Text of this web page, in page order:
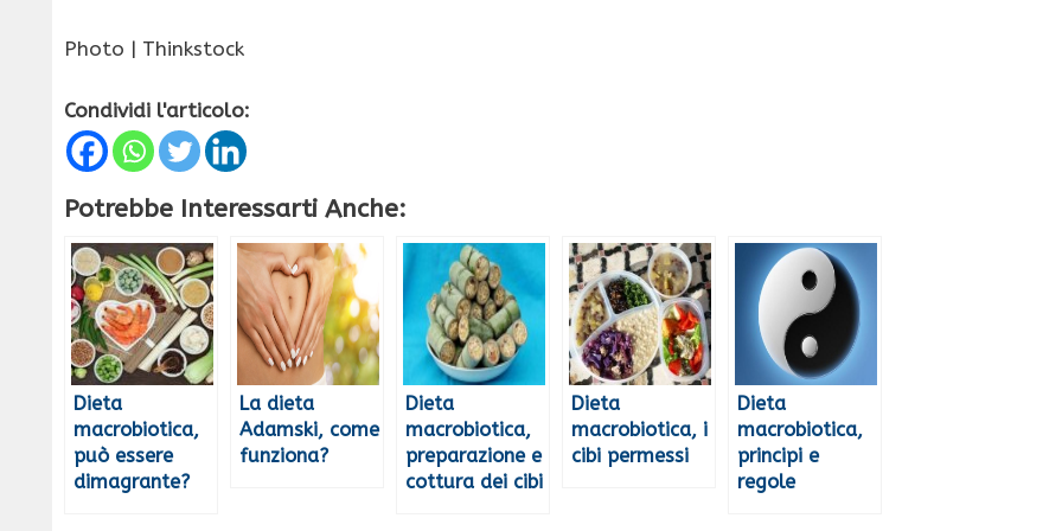
Photo | Thinkstock
Condividi l'articolo:
Potrebbe Interessarti Anche:
Dieta
macrobiotica,
può essere
dimagrante?
La dieta
Adamski, come
funziona?
Dieta
macrobiotica,
preparazione e
cottura dei cibi
Dieta
macrobiotica, i
cibi permessi
Dieta
macrobiotica,
principi e
regole